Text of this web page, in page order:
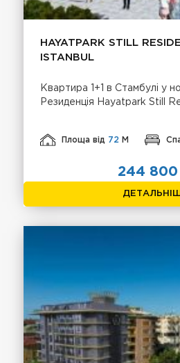
HAYATPARK STILL
ISTANBUL
Квартира 1+1 в Стамбулі у
Резиденція Hayatpark Still
Площа від 72 М
244 800